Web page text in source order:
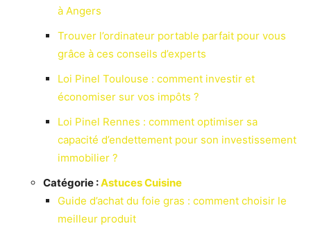
à Angers
Trouver l’ordinateur portable parfait pour vous
grâce à ces conseils d’experts
Loi Pinel Toulouse : comment investir et
économiser sur vos impôts ?
Loi Pinel Rennes : comment optimiser sa
capacité d’endettement pour son investissement
immobilier ?
Catégorie :Astuces Cuisine
Guide d’achat du foie gras : comment choisir le
meilleur produit